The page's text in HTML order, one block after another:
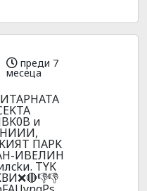
преди 7
месеца
и
ПAPK
ИBEЛИH
TYK